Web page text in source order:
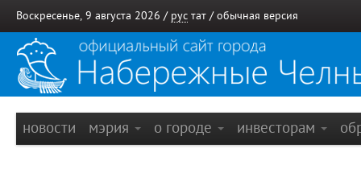
Воскресенье, 9 августа 2026 / рус тат / обычная версия
новости мэрия о городе инвесторам